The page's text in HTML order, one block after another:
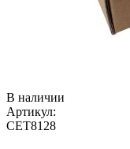
В наличии
Артикул:
CET8128